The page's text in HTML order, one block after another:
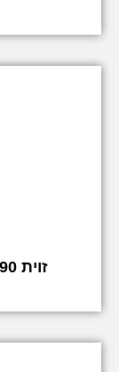
זוית 90 מבודדת \ לא מבודדת לטאבון